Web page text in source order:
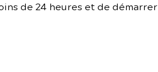
de 24 heures et de démarrer